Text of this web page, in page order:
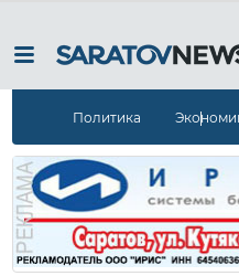
Политика